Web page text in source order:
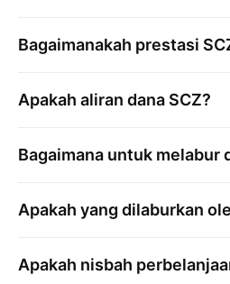
Bagaimanakah prestasi
Apakah aliran dana SCZ?
Bagaimana untuk melabur
Apakah yang dilaburkan
Apakah nisbah